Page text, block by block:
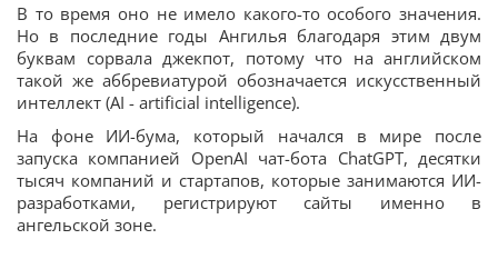
В то время оно не имело какого-то особого значения.
Но в последние годы Ангилья благодаря этим двум
буквам сорвала джекпот, потому что на английском
такой же аббревиатурой обозначается искусственный
интеллект (AI - artificial intelligence).
На фоне ИИ-бума, который начался в мире после
запуска компанией OpenAI чат-бота ChatGPT, десятки
тысяч компаний и стартапов, которые занимаются ИИ-
разработками, регистрируют сайты именно в
ангельской зоне.